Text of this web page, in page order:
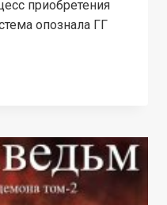
приобретения
опознала ГГ